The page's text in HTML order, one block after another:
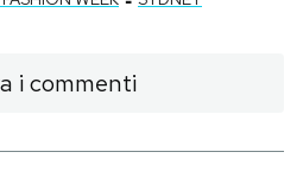
i commenti